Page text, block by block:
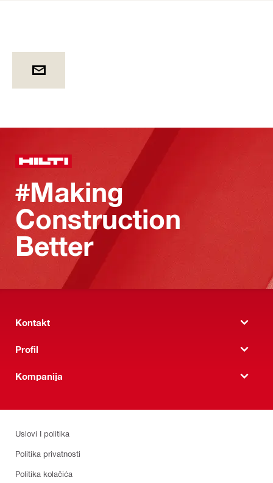
#Making
Construction
Better
Kontakt
Profil
Kompanija
Uslovi I politika
Politika privatnosti
Politika kolačića